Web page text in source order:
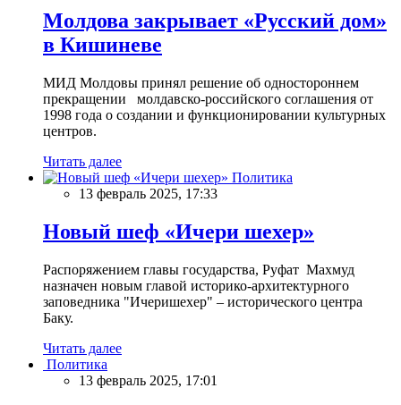
Молдова закрывает «Русский дом»
в Кишиневе
МИД Молдовы принял решение об одностороннем
прекращении молдавско-российского соглашения от
1998 года о создании и функционировании культурных
центров.
Читать далее
Политика
13 февраль 2025, 17:33
Новый шеф «Ичери шехер»
Распоряжением главы государства, Руфат Махмуд
назначен новым главой историко-архитектурного
заповедника "Ичеришехер" – исторического центра
Баку.
Читать далее
Политика
13 февраль 2025, 17:01